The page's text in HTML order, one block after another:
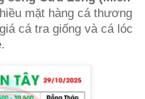
mặt hàng cá thương
cá tra giống và cá lóc